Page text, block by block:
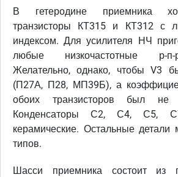
В гетеродине приемника
транзисторы КТ315 и КТ312 с
индексом. Для усилителя НЧ
любые низкочастотные р-п-
Желательно, однако, чтобы V3
(П27А, П28, МП39Б), а
обоих транзисторов был
Конденсаторы С2, С4,
керамические. Остальные
типов.
Шасси приемника состоит из